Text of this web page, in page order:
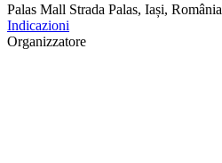
Palas Mall Strada Palas, Iași, România
Indicazioni
Organizzatore